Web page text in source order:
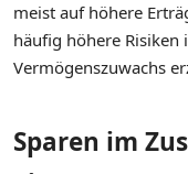
meist auf höhere
häufig höhere Risiken
Vermögenszuwachs
Sparen im